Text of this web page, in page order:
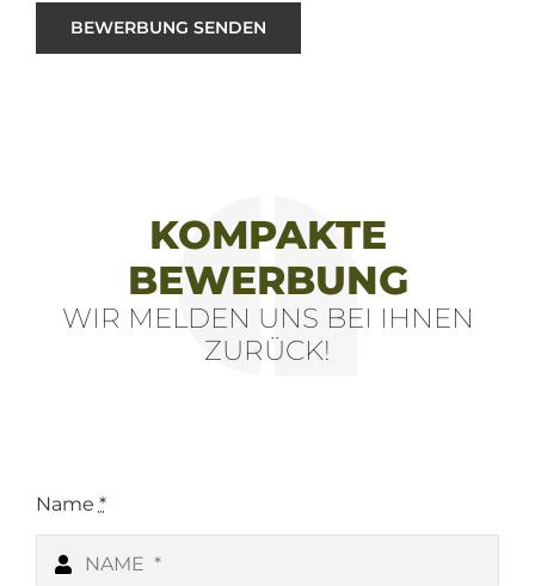
BEWERBUNG SENDEN
KOMPAKTE
BEWERBUNG
WIR MELDEN UNS BEI IHNEN
ZURÜCK!
Name *